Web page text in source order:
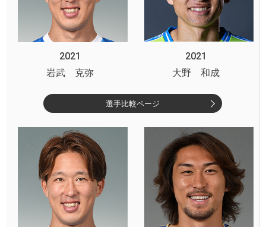
2021
2021
岩武 克弥
大野 和成
選手比較ページ